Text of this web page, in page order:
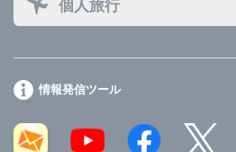
個人旅行
情報発信ツール